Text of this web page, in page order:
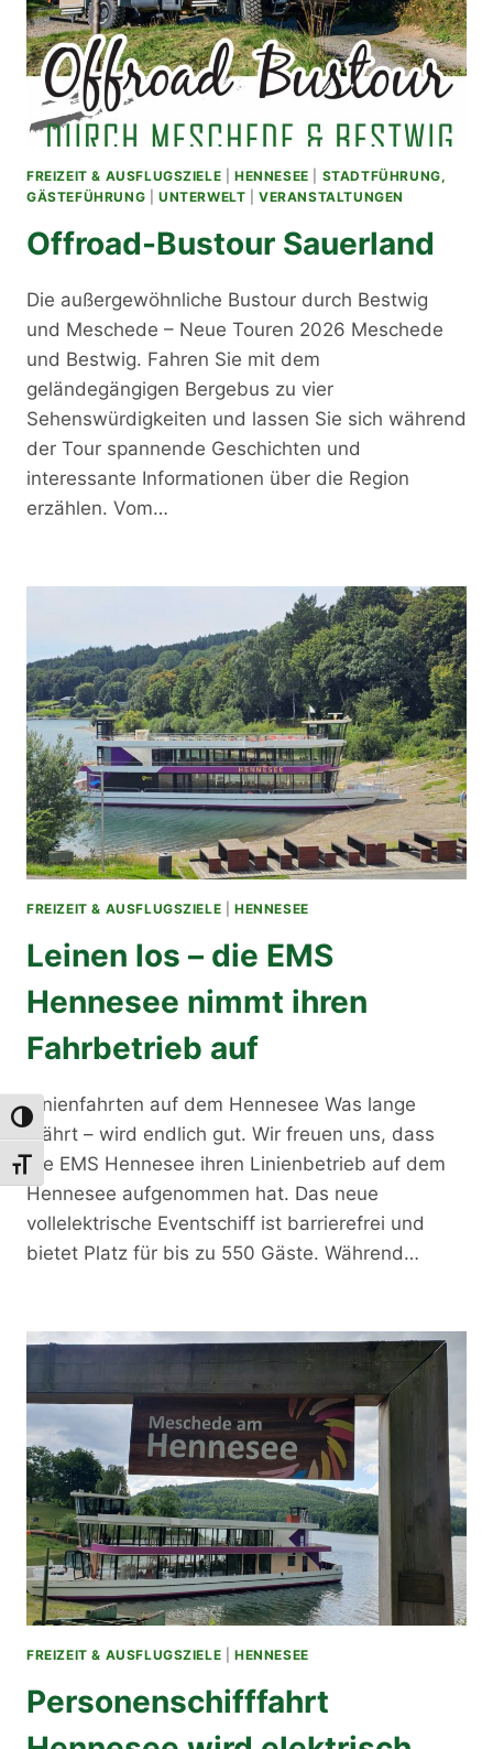
Umschalten auf hohe Kontraste
Schrift vergrößern
FREIZEIT & AUSFLUGSZIELE |HENNESEE
STADTFÜHRUNG,
GÄSTEFÜHRUNG
UNTERWELT |VERANSTALTUNGEN
Offroad-Bustour Sauerland
Die außergewöhnliche Bustour durch Bestwig
und Meschede – Neue Touren 2026 Meschede
und Bestwig. Fahren Sie mit dem
geländegängigen Bergebus zu vier
Sehenswürdigkeiten und lassen Sie sich während
der Tour spannende Geschichten und
interessante Informationen über die Region
erzählen. Vom…
FREIZEIT & AUSFLUGSZIELE |HENNESEE
Leinen los – die EMS
Hennesee nimmt ihren
Fahrbetrieb auf
Linienfahrten auf dem Hennesee Was lange
währt – wird endlich gut. Wir freuen uns, dass
die EMS Hennesee ihren Linienbetrieb auf dem
Hennesee aufgenommen hat. Das neue
vollelektrische Eventschiff ist barrierefrei und
bietet Platz für bis zu 550 Gäste. Während…
FREIZEIT & AUSFLUGSZIELE |HENNESEE
Personenschifffahrt